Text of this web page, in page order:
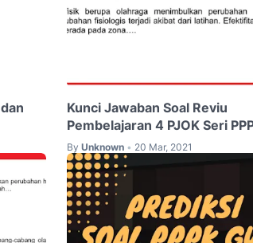
Kunci Jawaban Soal Reviu
Pembelajaran 4 PJOK Seri
By Unknown • 20 Mar, 2021